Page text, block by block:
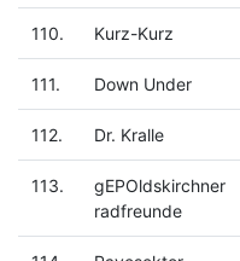
110. Kurz-Kurz
111. Down Under
112. Dr. Kralle
113.
gEPOldskirchner
radfreunde